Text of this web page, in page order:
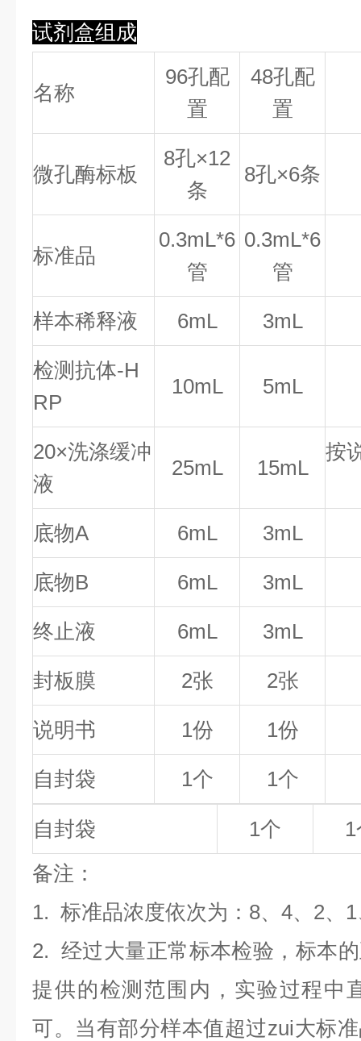
试剂盒组成
名称
96孔配
置
48孔配
置
微孔酶标板
8孔×12
条
8孔×6条
标准品
0.3mL*6
管
0.3mL*6
管
样本稀释液 6mL 3mL
检测抗体-H
RP
10mL 5mL
20×洗涤缓冲
液
25mL 15mL
按
底物A 6mL 3mL
底物B 6mL 3mL
终止液 6mL 3mL
封板膜 2张 2张
说明书 1份 1份
自封袋 1个 1个
自封袋 1个
备注 ：
1. 标准品浓度依次为：8、4、2、
2. 经过大量正常标本检验，标本
提供的检测范围内，实验过程中
可。当有部分样本值超过zui大标